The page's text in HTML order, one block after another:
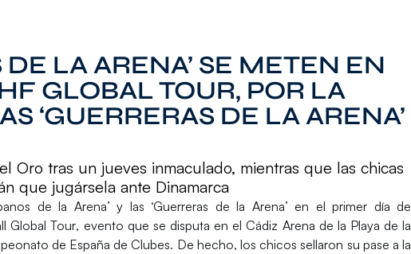
DE LA ARENA’ SE METEN EN
GLOBAL TOUR, POR LA
‘GUERRERAS DE LA ARENA’
Oro tras un jueves inmaculado, mientras que las chicas
que jugársela ante Dinamarca
de la Arena’y las ‘Guerreras de la Arena’ en el primer día de
Global Tour, evento que se disputa en elCádiz Arena de la Playa de la
de España de Clubes. De hecho, los chicos sellaron su pase a la